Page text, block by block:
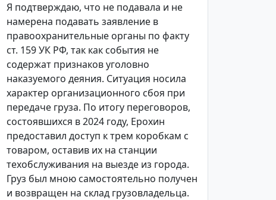
Я подтверждаю, что не подавала и не
намерена подавать заявление в
правоохранительные органы по факту
ст. 159 УК РФ, так как события не
содержат признаков уголовно
наказуемого деяния. Ситуация носила
характер организационного сбоя при
передаче груза. По итогу переговоров,
состоявшихся в 2024 году, Ерохин
предоставил доступ к трем коробкам с
товаром, оставив их на станции
техобслуживания на выезде из города.
Груз был мною самостоятельно получен
и возвращен на склад грузовладельца.